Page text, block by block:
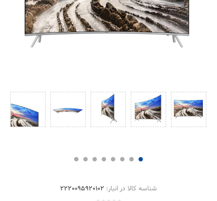
شناسه کالا در انبار: 2220095920102